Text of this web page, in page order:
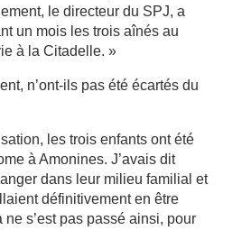
le directeur du SPJ, a
un mois les trois aînés au
à la Citadelle. »
n’ont-ils pas été écartés du
les trois enfants ont été
à Amonines. J’avais dit
dans leur milieu familial et
définitivement en être
s’est pas passé ainsi, pour